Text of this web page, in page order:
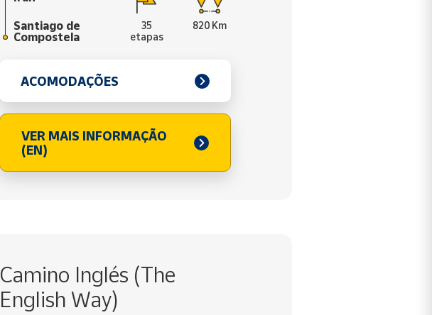
Santiago de
Compostela
35
etapas
820 Km
ACOMODAÇÕES
VER MAIS INFORMAÇÃO
(EN)
Camino Inglés (The
English Way)